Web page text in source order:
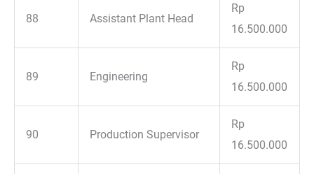
88 Assistant Plant Head
Rp
16.500.000
89 Engineering
Rp
16.500.000
90 Production Supervisor
Rp
16.500.000